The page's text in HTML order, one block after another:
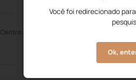
Você foi redirecionado
Ok,
Centro de Convenções